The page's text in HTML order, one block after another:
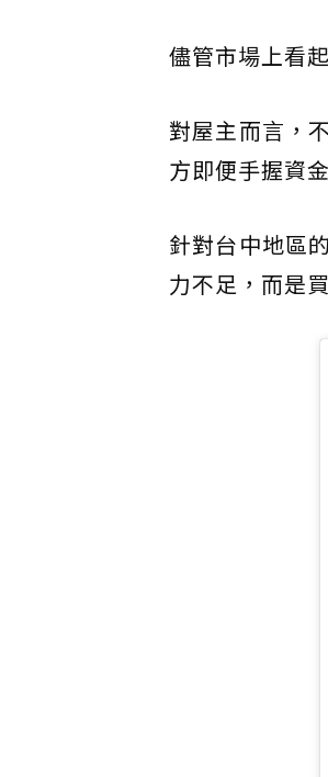
儘管市場上看
對屋主而言，
方即便手握資
針對台中地區
力不足，而是